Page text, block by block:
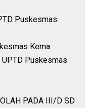
Puskesmas
Kema
UPTD Puskesmas
PADA III/D SD